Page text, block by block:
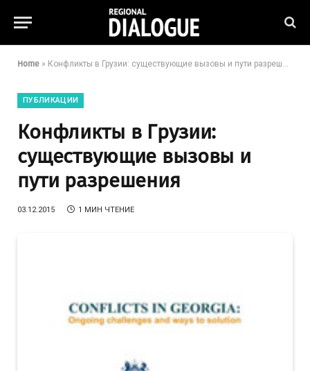
Home » Конфликты в Грузии: существующие вызовы и пути разрешения
ПУБЛИКАЦИИ
Конфликты в Грузии:
существующие вызовы и
пути разрешения
03.12.2015 1 МИН ЧТЕНИЕ